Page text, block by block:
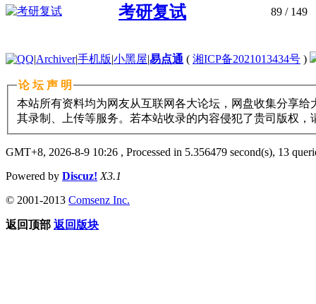
考研复试 89 / 149
|Archiver|手机版|小黑屋|易点通 ( 湘ICP备2021013434号 )
论 坛 声 明
本站所有资料均为网友从互联网各大论坛，网盘收集分享
其录制、上传等服务。若本站收录的内容侵犯了贵司版权，
GMT+8, 2026-8-9 10:26 , Processed in 5.356479 second(s), 13
Powered by Discuz! X3.1
© 2001-2013 Comsenz Inc.
返回顶部 返回版块